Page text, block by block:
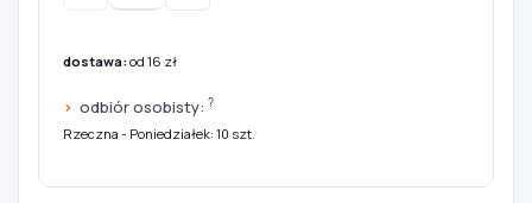
dostawa:od 16 zł
odbiór osobisty: ?
Rzeczna - Poniedziałek: 10 szt.